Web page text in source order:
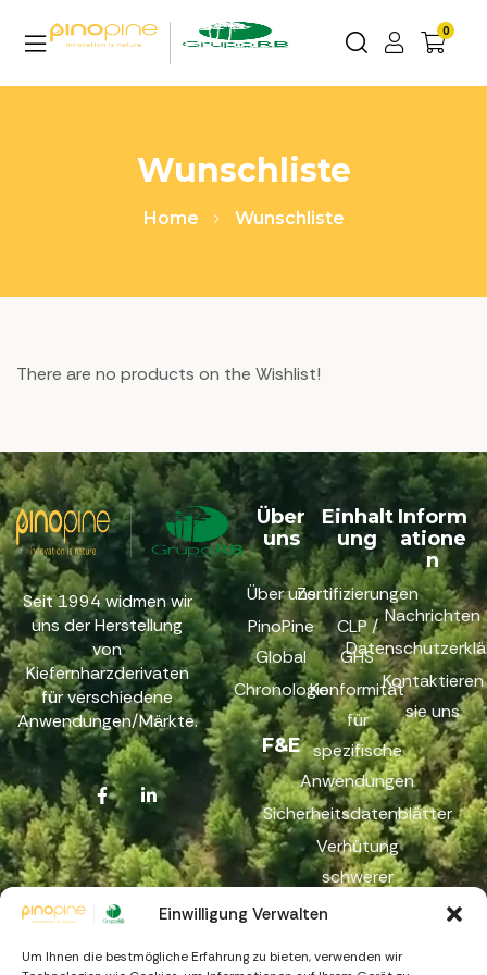
Einwilligung Verwalten
Um Ihnen die bestmögliche Erfahrung zu bieten, verwenden wir
0
Wunschliste
Home Wunschliste
There are no products on the Wishlist!
Seit 1994 widmen wir
uns der Herstellung
von
Kiefernharzderivaten
für verschiedene
Anwendungen/Märkte.
Über
uns
Über uns
PinoPine
Global
Chronologie
F&E
Einhalt
ung
Zertifizierungen
CLP /
GHS
Konformität
für
spezifische
Anwendungen
Sicherheitsdatenblätter
Verhütung
schwerer
Inform
atione
n
Nachrichten
Kontaktieren
sie uns